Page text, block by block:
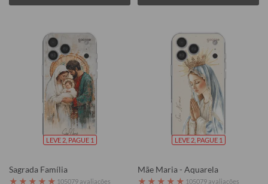
LEVE 2, PAGUE 1
Sagrada Família
★ ★ ★ ★ ★ 105079 avaliações
LEVE 2, PAGUE 1
Mãe Maria - Aquarela
★ ★ ★ ★ ★ 105079 avaliações